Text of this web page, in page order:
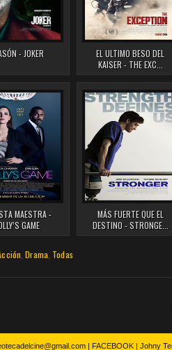
- JOKER
EL ULTIMO BESO DEL
KAISER - THE EXC...
MAESTRA -
GAME
MÁS FUERTE QUE EL
DESTINO - STRONGE...
,Drama Todas
| FACEBOOK | Johny